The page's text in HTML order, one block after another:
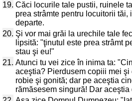
19. Căci locurile tale pustii, ruinele
prea strâmte pentru locuitorii tăi,
departe.
20. Şi vor mai grăi la urechile tale
lipsită: "ţinutul este prea strâmt
stau şi eu!"
21. Atunci tu vei zice în inima ta:
aceştia? Pierdusem copiii mei şi
robie şi gonită; dar pe aceştia
rămăsesem singură! Dar